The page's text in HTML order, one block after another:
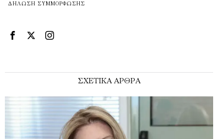
ΔΉΛΩΣΗ ΣΥΜΜΌΡΦΩΣΗΣ
ΣΧΕΤΙΚΑ ΑΡΘΡΑ